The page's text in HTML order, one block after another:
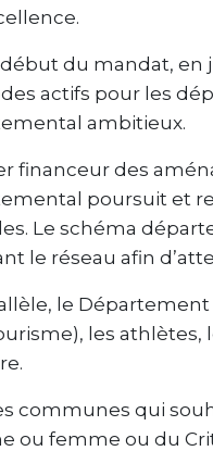
du mandat, en
actifs pour les
ambitieux.
financeur des
poursuit et
Le schéma
le réseau afin
le
les athlètes,
communes qui
ou femme ou du